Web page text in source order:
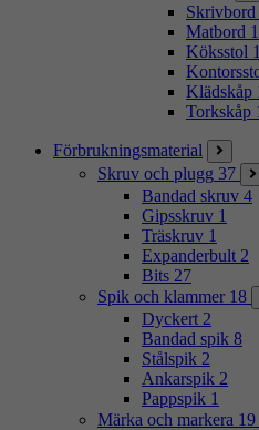
Skrivbord
Matbord 1
Köksstol 1
Klädskåp
Torkskåp
Förbrukningsmaterial
Skruv och plugg 37
Bandad skruv 4
Gipsskruv 1
Träskruv 1
Expanderbult 2
Bits 27
Spik och klammer 18
Dyckert 2
Bandad spik 8
Stålspik 2
Ankarspik 2
Pappspik 1
Märka och markera 19